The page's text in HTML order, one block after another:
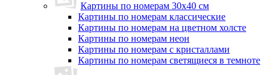
Картины по номерам 30х40 см
Картины по номерам классические
Картины по номерам на цветном холсте
Картины по номерам неон
Картины по номерам с кристаллами
Картины по номерам светящиеся в темноте